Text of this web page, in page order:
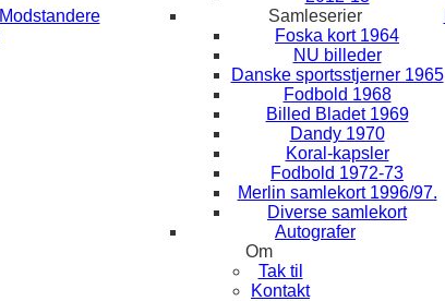
Modstandere
Samleserier
Foska kort 1964
NU billeder
Danske sportsstjerner 1965
Fodbold 1968
Billed Bladet 1969
Dandy 1970
Koral-kapsler
Fodbold 1972-73
Merlin samlekort 1996/97.
Diverse samlekort
Autografer
Om
Tak til
Kontakt